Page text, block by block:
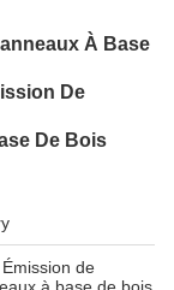
À Base
De
De Bois
de